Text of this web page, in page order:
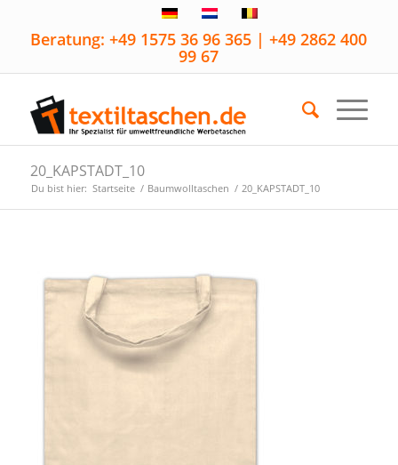
Beratung: +49 1575 36 96 365 | +49 2862 400
99 67
20_KAPSTADT_10
Du bist hier: Startseite / Baumwolltaschen / 20_KAPSTADT_10